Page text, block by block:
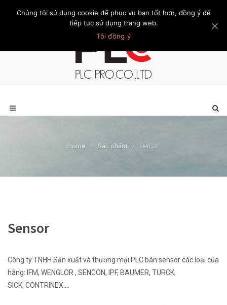
Trang chủ Giới thiệu Khách hàng Liên hệ Thành viên
Home / Sản phẩm / Sensor
Sensor
Công ty TNHH Sản xuất và thương mại PLC bán sensor các loại của
hãng: IFM, WENGLOR , SENCON, IPF, BAUMER, TURCK,
SICK, CONTRINEX….
Chúng tôi sử dụng cookie để phục vụ bạn tốt hơn, đồng ý để
tiếp tục sử dụng trang web.
Tôi đồng ý